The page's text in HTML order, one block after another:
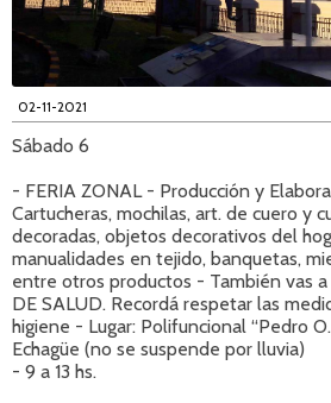
02-11-2021
Sábado 6
- FERIA ZONAL - Producción y
Cartucheras, mochilas, art. de cuero y
decoradas, objetos decorativos del
manualidades en tejido, banquetas,
entre otros productos - También vas
DE SALUD. Recordá respetar las
higiene - Lugar: Polifuncional “Pedro
Echagüe (no se suspende por lluvia)
- 9 a 13 hs.